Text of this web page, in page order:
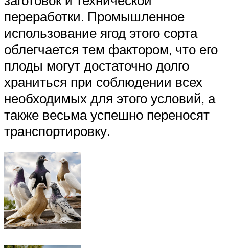
переработки. Промышленное
использование ягод этого сорта
облегчается тем фактором, что его
плоды могут достаточно долго
храниться при соблюдении всех
необходимых для этого условий, а
также весьма успешно переносят
транспортировку.